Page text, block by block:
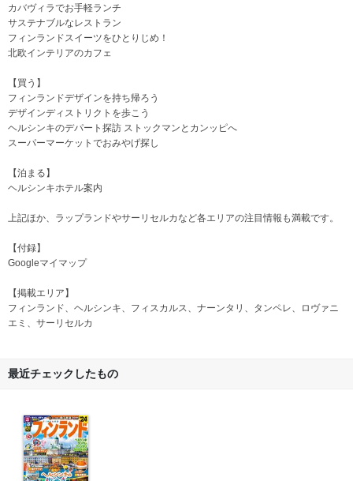
カバヴィラでお手軽ランチ
サステナブルなレストラン
フィンランドスイーツをひとりじめ！
北欧インテリアのカフェ
【買う】
フィンランドデザインを持ち帰ろう
デザインディストリクトを歩こう
ヘルシンキのデパート探訪 ストックマンとカンッピへ
スーパーマーケットでおみやげ探し
【泊まる】
ヘルシンキホテル案内
上記ほか、ラップランドやサーリセルカなど各エリアの注目情報も満載です。
【付録】
Googleマイマップ
【掲載エリア】
フィンランド、ヘルシンキ、フィスカルス、ナーンタリ、タンペレ、ロヴァニ
エミ、サーリセルカ
最近チェックしたもの